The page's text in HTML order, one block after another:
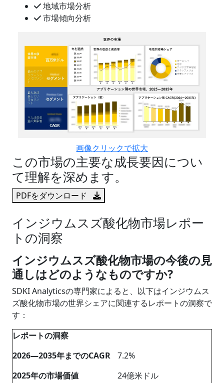
地域市場分析
市場傾向分析
画像クリックで拡大
この市場の主要な成長要因につい
て理解を深めます。
PDFをダウンロード
インジウムスズ酸化物市場レポー
トの洞察
インジウムスズ酸化物市場の今後の見
通しはどのようなものですか?
SDKI Analyticsの専門家によると、以下はインジウムス
ズ酸化物市場の世界シェアに関連するレポートの洞察で
す：
レポートの洞察
2026―2035年までのCAGR
7.2%
2025年の市場価値
24億米ドル